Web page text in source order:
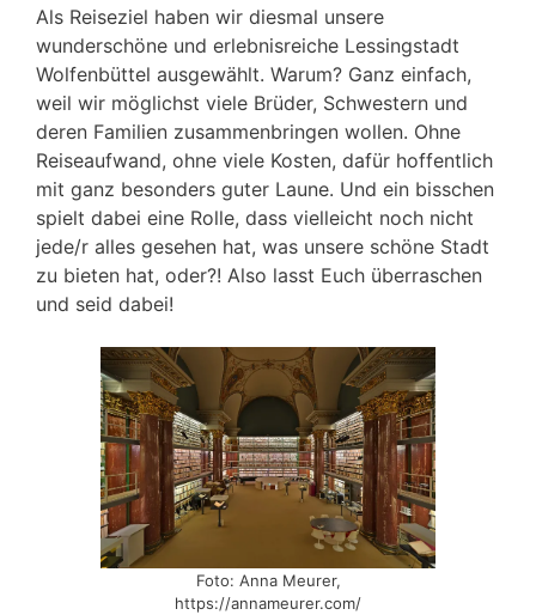
Als Reiseziel haben wir diesmal unsere
wunderschöne und erlebnisreiche Lessingstadt
Wolfenbüttel ausgewählt. Warum? Ganz einfach,
weil wir möglichst viele Brüder, Schwestern und
deren Familien zusammenbringen wollen. Ohne
Reiseaufwand, ohne viele Kosten, dafür hoffentlich
mit ganz besonders guter Laune. Und ein bisschen
spielt dabei eine Rolle, dass vielleicht noch nicht
jede/r alles gesehen hat, was unsere schöne Stadt
zu bieten hat, oder?! Also lasst Euch überraschen
und seid dabei!
Foto: Anna Meurer,
https://annameurer.com/